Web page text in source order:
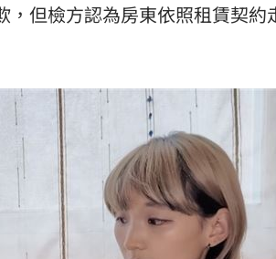
但檢方認為房東依照租賃契約